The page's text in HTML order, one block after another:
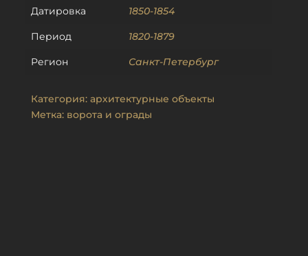
Датировка 1850-1854
Период 1820-1879
Регион Санкт-Петербург
Категория: архитектурные объекты
Метка: ворота и ограды